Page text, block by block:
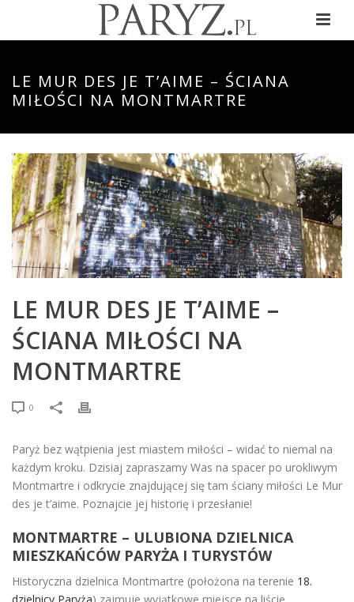
LE MUR DES JE T’AIME – ŚCIANA
MIŁOŚCI NA MONTMARTRE
LE MUR DES JE T’AIME –
ŚCIANA MIŁOŚCI NA
MONTMARTRE
0
Paryż bez wątpienia jest miastem miłości – widać to niemal na
każdym kroku. Dzisiaj zapraszamy Was na spacer po urokliwym
Montmartre i odkrycie znajdującej się tam ściany miłości Le Mur
des je t’aime. Poznajcie jej historię i przesłanie!
MONTMARTRE – ULUBIONA DZIELNICA
MIESZKAŃCÓW PARYŻA I TURYSTÓW
Historyczna dzielnica Montmartre (położona na terenie 18.